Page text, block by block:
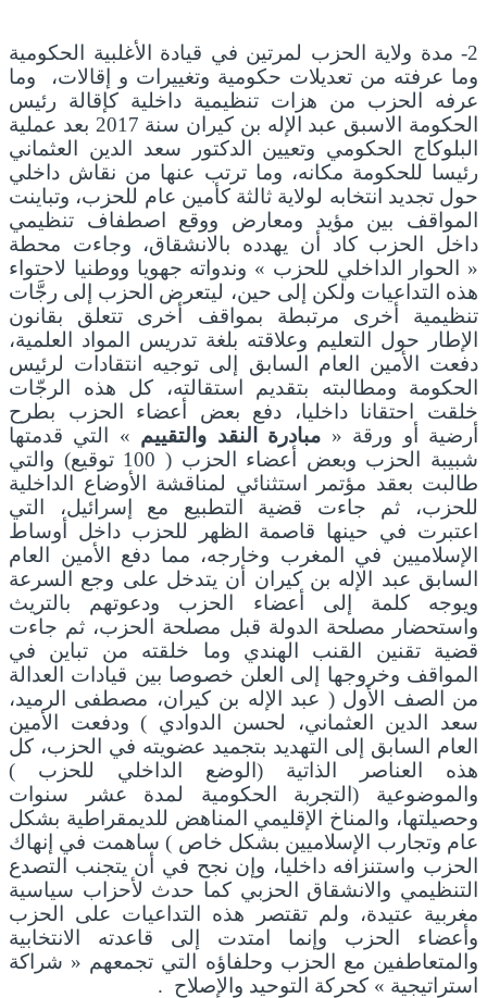
2- مدة ولاية الحزب لمرتين في قيادة الأغلبية الحكومية
وما عرفته من تعديلات حكومية وتغييرات و إقالات، وما
عرفه الحزب من هزات تنظيمية داخلية كإقالة رئيس
الحكومة الاسبق عبد الإله بن كيران سنة 2017 بعد عملية
البلوكاج الحكومي وتعيين الدكتور سعد الدين العثماني
رئيسا للحكومة مكانه، وما ترتب عنها من نقاش داخلي
حول تجديد انتخابه لولاية ثالثة كأمين عام للحزب، وتباينت
المواقف بين مؤيد ومعارض ووقع اصطفاف تنظيمي
داخل الحزب كاد أن يهدده بالانشقاق، وجاءت محطة
« الحوار الداخلي للحزب » وندواته جهويا ووطنيا لاحتواء
هذه التداعيات ولكن إلى حين، ليتعرض الحزب إلى رجَّات
تنظيمية أخرى مرتبطة بمواقف أخرى تتعلق بقانون
الإطار حول التعليم وعلاقته بلغة تدريس المواد العلمية،
دفعت الأمين العام السابق إلى توجيه انتقادات لرئيس
الحكومة ومطالبته بتقديم استقالته، كل هذه الرجّات
خلقت احتقانا داخليا، دفع بعض أعضاء الحزب بطرح
أرضية أو ورقة « مبادرة النقد والتقييم » التي قدمتها
شبيبة الحزب وبعض أعضاء الحزب ( 100 توقيع) والتي
طالبت بعقد مؤتمر استثنائي لمناقشة الأوضاع الداخلية
للحزب، ثم جاءت قضية التطبيع مع إسرائيل، التي
اعتبرت في حينها قاصمة الظهر للحزب داخل أوساط
الإسلاميين في المغرب وخارجه، مما دفع الأمين العام
السابق عبد الإله بن كيران أن يتدخل على وجع السرعة
ويوجه كلمة إلى أعضاء الحزب ودعوتهم بالتريث
واستحضار مصلحة الدولة قبل مصلحة الحزب، ثم جاءت
قضية تقنين القنب الهندي وما خلقته من تباين في
المواقف وخروجها إلى العلن خصوصا بين قيادات العدالة
من الصف الأول ( عبد الإله بن كيران، مصطفى الرميد،
سعد الدين العثماني، لحسن الدوادي ) ودفعت الأمين
العام السابق إلى التهديد بتجميد عضويته في الحزب، كل
هذه العناصر الذاتية (الوضع الداخلي للحزب )
والموضوعية (التجربة الحكومية لمدة عشر سنوات
وحصيلتها، والمناخ الإقليمي المناهض للديمقراطية بشكل
عام وتجارب الإسلاميين بشكل خاص ) ساهمت في إنهاك
الحزب واستنزافه داخليا، وإن نجح في أن يتجنب التصدع
التنظيمي والانشقاق الحزبي كما حدث لأحزاب سياسية
مغربية عتيدة، ولم تقتصر هذه التداعيات على الحزب
وأعضاء الحزب وإنما امتدت إلى قاعدته الانتخابية
والمتعاطفين مع الحزب وحلفاؤه التي تجمعهم « شراكة
استراتيجية » كحركة التوحيد والإصلاح .